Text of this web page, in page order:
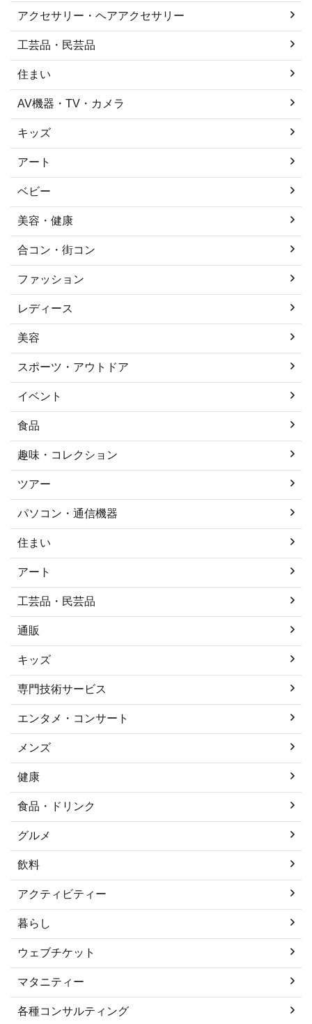
アクセサリー・ヘアアクセサリー
工芸品・民芸品
住まい
AV機器・TV・カメラ
キッズ
アート
ベビー
美容・健康
合コン・街コン
ファッション
レディース
美容
スポーツ・アウトドア
イベント
食品
趣味・コレクション
ツアー
パソコン・通信機器
住まい
アート
工芸品・民芸品
通販
キッズ
専門技術サービス
エンタメ・コンサート
メンズ
健康
食品・ドリンク
グルメ
飲料
アクティビティー
暮らし
ウェブチケット
マタニティー
各種コンサルティング